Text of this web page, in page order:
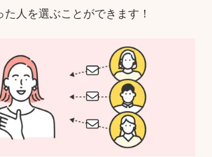
た人を選ぶことができます！